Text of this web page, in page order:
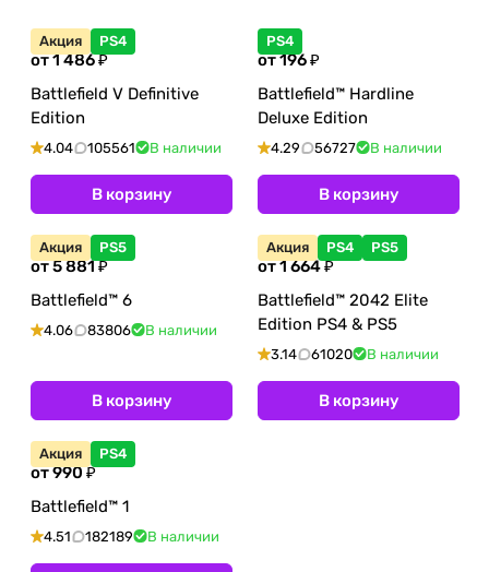
Акция PS4
от 1 486 ₽
Battlefield V Definitive
Edition
4.04 105561 В наличии
В корзину
PS4
от 196 ₽
Battlefield™ Hardline
Deluxe Edition
4.29 56727 В наличии
В корзину
Акция PS5
от 5 881 ₽
Battlefield™ 6
4.06 83806 В наличии
В корзину
Акция PS4 PS5
от 1 664 ₽
Battlefield™ 2042 Elite
Edition PS4 & PS5
3.14 61020 В наличии
В корзину
Акция PS4
от 990 ₽
Battlefield™ 1
4.51 182189 В наличии